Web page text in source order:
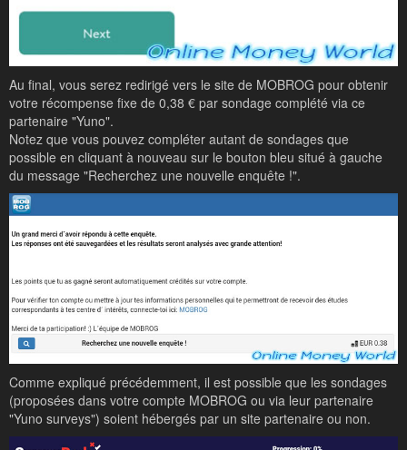
Au final, vous serez redirigé vers le site de MOBROG pour obtenir
votre récompense fixe de 0,38 € par sondage complété via ce
partenaire "Yuno".
Notez que vous pouvez compléter autant de sondages que
possible en cliquant à nouveau sur le bouton bleu situé à gauche
du message "Recherchez une nouvelle enquête !".
Comme expliqué précédemment, il est possible que les sondages
(proposées dans votre compte MOBROG ou via leur partenaire
"Yuno surveys") soient hébergés par un site partenaire ou non.